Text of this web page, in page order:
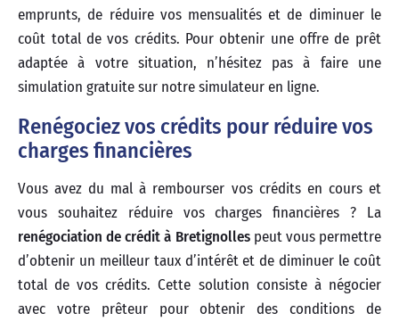
emprunts, de réduire vos mensualités et de diminuer le
coût total de vos crédits. Pour obtenir une offre de prêt
adaptée à votre situation, n’hésitez pas à faire une
simulation gratuite sur notre simulateur en ligne.
Renégociez vos crédits pour réduire vos
charges financières
Vous avez du mal à rembourser vos crédits en cours et
vous souhaitez réduire vos charges financières ? La
renégociation de crédit à Bretignollespeut vous permettre
d’obtenir un meilleur taux d’intérêt et de diminuer le coût
total de vos crédits. Cette solution consiste à négocier
avec votre prêteur pour obtenir des conditions de